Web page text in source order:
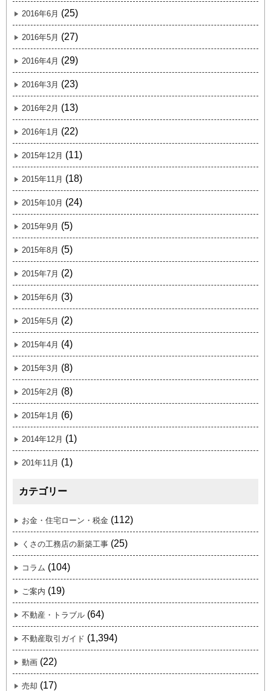
2016年6月 (25)
2016年5月 (27)
2016年4月 (29)
2016年3月 (23)
2016年2月 (13)
2016年1月 (22)
2015年12月 (11)
2015年11月 (18)
2015年10月 (24)
2015年9月 (5)
2015年8月 (5)
2015年7月 (2)
2015年6月 (3)
2015年5月 (2)
2015年4月 (4)
2015年3月 (8)
2015年2月 (8)
2015年1月 (6)
2014年12月 (1)
201年11月 (1)
カテゴリー
お金・住宅ローン・税金 (112)
くさの工務店の新築工事 (25)
コラム (104)
ご案内 (19)
不動産・トラブル (64)
不動産取引ガイド (1,394)
動画 (22)
売却 (17)